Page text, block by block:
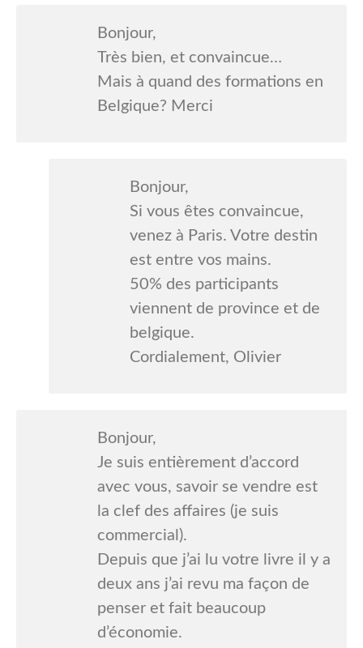
Bonjour,
Très bien, et convaincue…
Mais à quand des formations en
Belgique? Merci
Bonjour,
Si vous êtes convaincue,
venez à Paris. Votre destin
est entre vos mains.
50% des participants
viennent de province et de
belgique.
Cordialement, Olivier
Bonjour,
Je suis entièrement d’accord
avec vous, savoir se vendre est
la clef des affaires (je suis
commercial).
Depuis que j’ai lu votre livre il y a
deux ans j’ai revu ma façon de
penser et fait beaucoup
d’économie.